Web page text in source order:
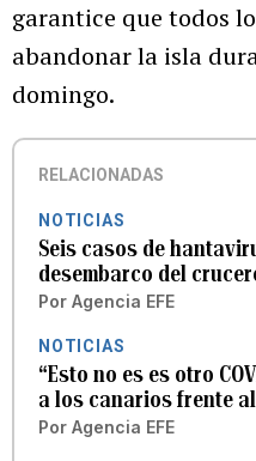
garantice que todos
abandonar la isla
domingo.
RELACIONADAS
NOTICIAS
Seis casos de
desembarco del
Por Agencia EFE
NOTICIAS
“Esto no es es otro
a los canarios frente
Por Agencia EFE